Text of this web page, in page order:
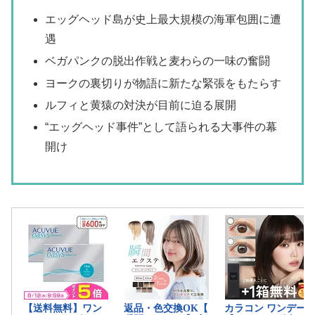
エッグヘッド島が史上最大規模の海軍包囲に遭
遇
ベガパンクの脱出作戦と麦わらの一味の奮闘
ヨークの裏切りが物語に新たな緊張をもたらす
ルフィと黄猿の対決が目前に迫る展開
“エッグヘッド事件”として語られる大事件の幕
開け